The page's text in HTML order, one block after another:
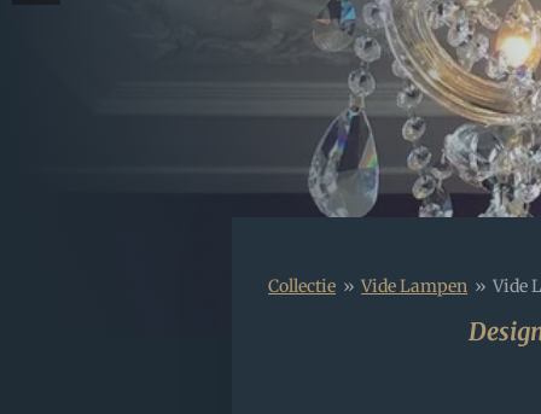
Collectie » Vide Lampen » Vide